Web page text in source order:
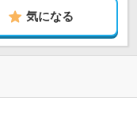
気になる